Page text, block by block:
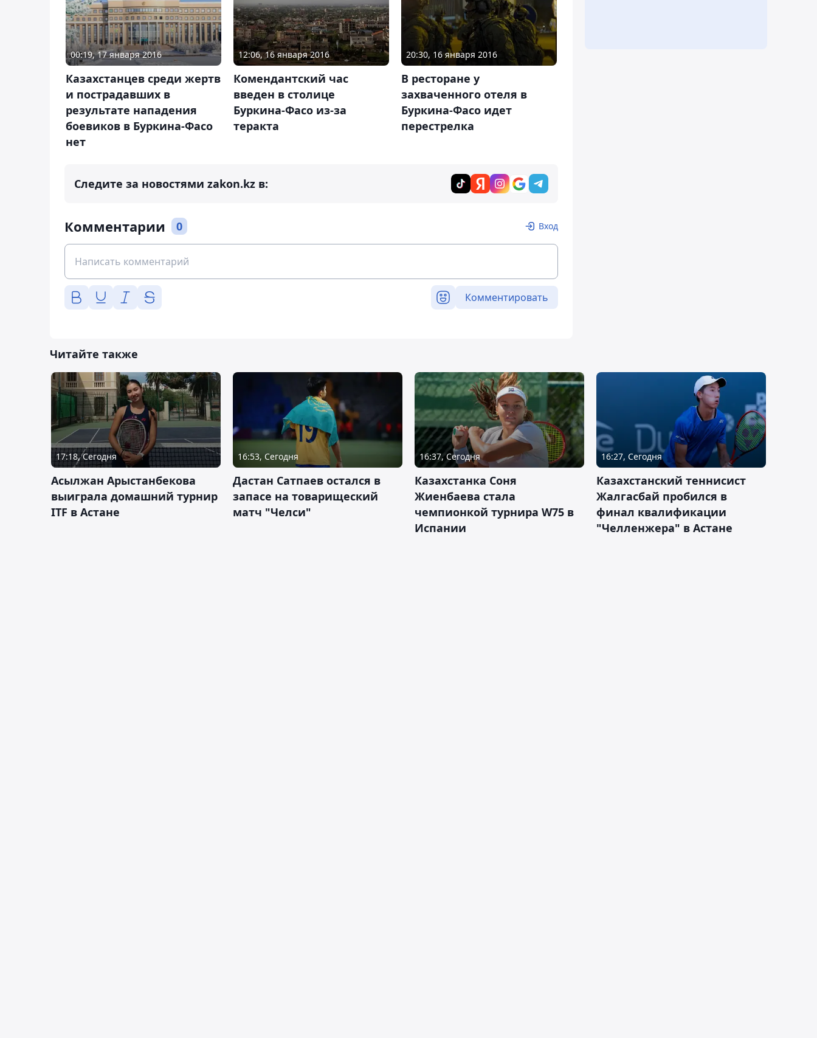
00:19, 17 января 2016
Казахстанцев среди жертв
и пострадавших в
результате нападения
боевиков в Буркина-Фасо
нет
12:06, 16 января 2016
Комендантский час
введен в столице
Буркина-Фасо из-за
теракта
20:30, 16 января 2016
В ресторане у
захваченного отеля в
Буркина-Фасо идет
перестрелка
Следите за новостями zakon.kz в:
Комментарии 0 Вход
Комментировать
Читайте также
17:18, Сегодня
Асылжан Арыстанбекова
выиграла домашний турнир
ITF в Астане
16:53, Сегодня
Дастан Сатпаев остался в
запасе на товарищеский
матч "Челси"
16:37, Сегодня
Казахстанка Соня
Жиенбаева стала
чемпионкой турнира W75 в
Испании
16:27, Сегодня
Казахстанский теннисист
Жалгасбай пробился в
финал квалификации
"Челленжера" в Астане